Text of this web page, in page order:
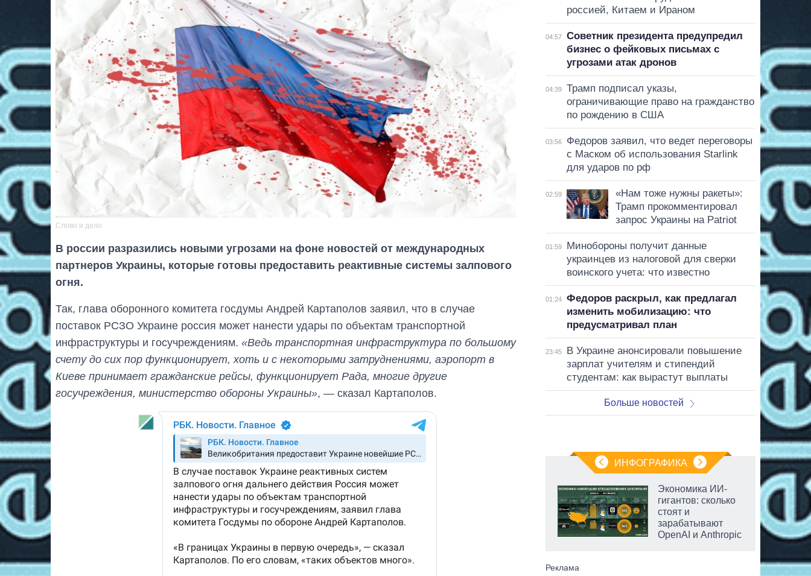
Слово и дело
В россии разразились новыми угрозами на фоне новостей от международных
партнеров Украины, которые готовы предоставить реактивные системы залпового
огня.
Так, глава оборонного комитета госдумы Андрей Картаполов заявил, что в случае
поставок РСЗО Украине россия может нанести удары по объектам транспортной
инфраструктуры и госучреждениям. «Ведь транспортная инфраструктура по большому
счету до сих пор функционирует, хоть и с некоторыми затруднениями, аэропорт в
Киеве принимает гражданские рейсы, функционирует Рада, многие другие
госучреждения, министерство обороны Украины», — сказал Картаполов.
россией, Китаем и Ираном
04:57
Советник президента предупредил
бизнес о фейковых письмах с
угрозами атак дронов
04:39
Трамп подписал указы,
ограничивающие право на гражданство
по рождению в США
03:56
Федоров заявил, что ведет переговоры
с Маском об использования Starlink
для ударов по рф
02:59
«Нам тоже нужны ракеты»:
Трамп прокомментировал
запрос Украины на Patriot
01:59
Минобороны получит данные
украинцев из налоговой для сверки
воинского учета: что известно
01:24
Федоров раскрыл, как предлагал
изменить мобилизацию: что
предусматривал план
23:45
В Украине анонсировали повышение
зарплат учителям и стипендий
студентам: как вырастут выплаты
Больше новостей
ИНФОГРАФИКА
Экономика ИИ-
гигантов: сколько
стоят и
зарабатывают
OpenAI и Anthropic